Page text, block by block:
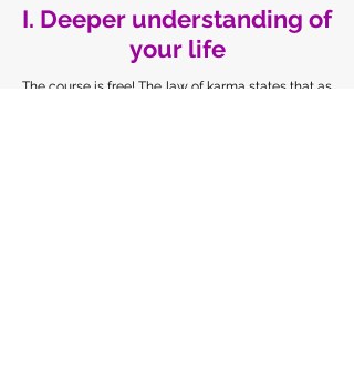
I. Deeper understanding of
your life
The course is free! The law of karma states that as